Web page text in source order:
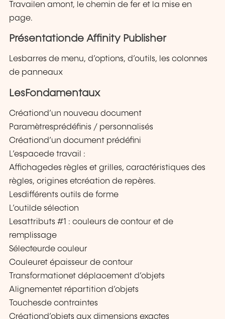
Travailen amont, le chemin de fer et la mise en
page.
Présentationde Affinity Publisher
Lesbarres de menu, d’options, d’outils, les colonnes
de panneaux
LesFondamentaux
Créationd’un nouveau document
Paramètresprédéfinis / personnalisés
Créationd’un document prédéfini
L’espacede travail :
Affichagedes règles et grilles, caractéristiques des
règles, origines etcréation de repères.
Lesdifférents outils de forme
L’outilde sélection
Lesattributs #1 : couleurs de contour et de
remplissage
Sélecteurde couleur
Couleuret épaisseur de contour
Transformationet déplacement d’objets
Alignementet répartition d’objets
Touchesde contraintes
Créationd’objets aux dimensions exactes